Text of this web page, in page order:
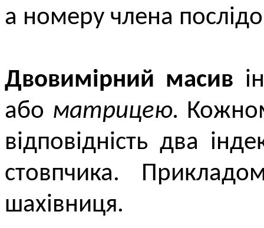
а номеру члена
Двовимірний масив
або матрицею.
відповідність два
стовпчика.
шахівниця.